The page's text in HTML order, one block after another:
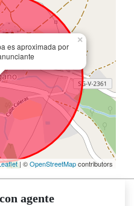
es aproximada por
×
| ©OpenStreetMapcontributors
agente